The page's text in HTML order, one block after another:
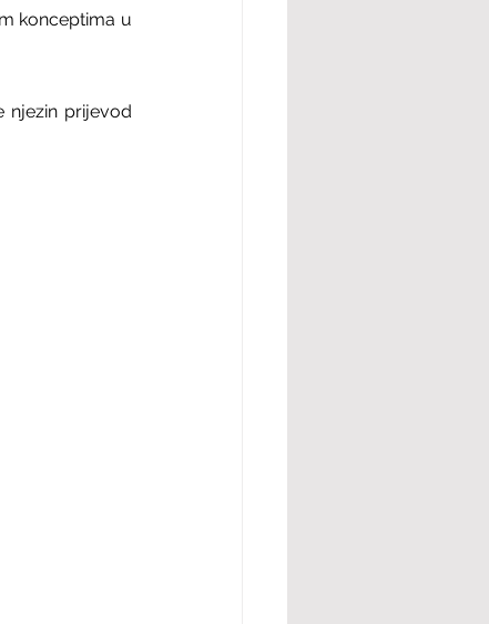
konceptima u
njezin prijevod